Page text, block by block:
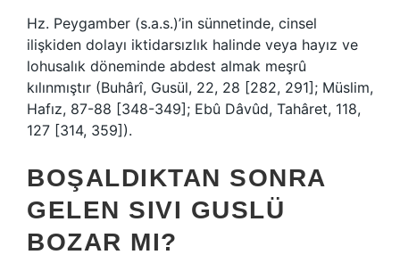
Hz. Peygamber (s.a.s.)’in sünnetinde, cinsel
ilişkiden dolayı iktidarsızlık halinde veya hayız ve
lohusalık döneminde abdest almak meşrû
kılınmıştır (Buhârî, Gusül, 22, 28 [282, 291]; Müslim,
Hafız, 87-88 [348-349]; Ebû Dâvûd, Tahâret, 118,
127 [314, 359]).
BOŞALDIKTAN SONRA
GELEN SIVI GUSLÜ
BOZAR MI?